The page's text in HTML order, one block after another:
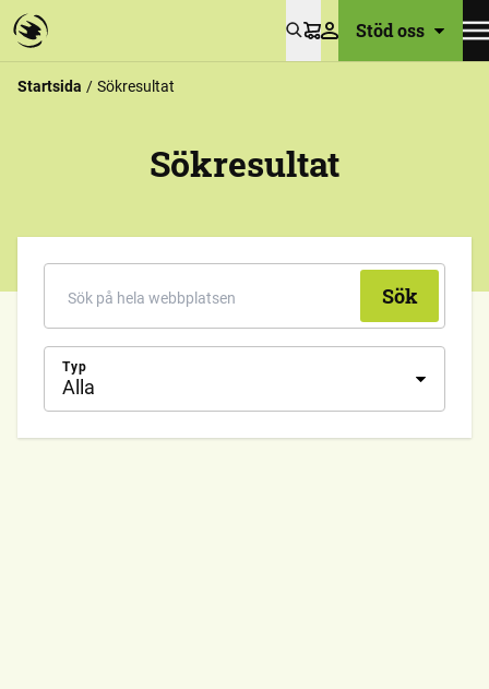
VarukorgStöd oss
Startsida Sökresultat
Sökresultat
Sök
Typ
Alla